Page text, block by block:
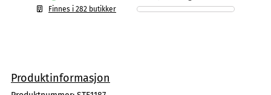
Finnes i 282 butikker
Produktinformasjon